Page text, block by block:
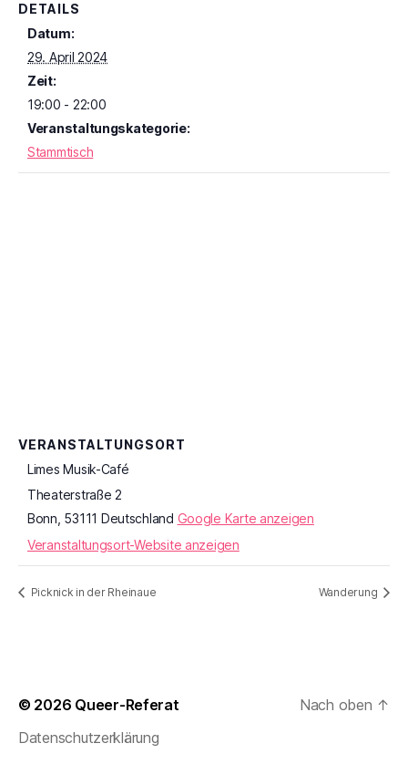
DETAILS
Datum:
29. April 2024
Zeit:
19:00 - 22:00
Veranstaltungskategorie:
Stammtisch
VERANSTALTUNGSORT
Limes Musik-Café
Theaterstraße 2
Bonn 53111 Deutschland Google Karte anzeigen
Veranstaltungsort-Website anzeigen
Picknick in der Rheinaue Wanderung
© 2026 Queer-Referat
Datenschutzerklärung
Nach oben ↑